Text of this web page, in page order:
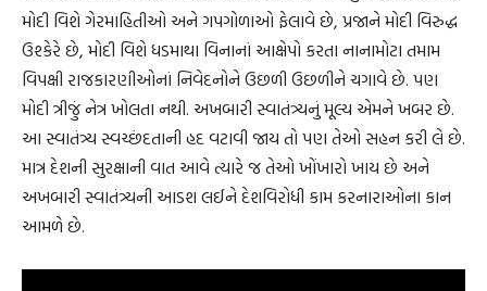
મોદી વિશે ગેરમાહિતીઓ અને ગપગોળાઓ ફેલાવે છે, પ્રજાને મોદી વિરુદ્ધ
ઉશ્કેરે છે, મોદી વિશે ધડમાથા વિનાનાં આક્ષેપો કરતા નાનામોટા તમામ
વિપક્ષી રાજકારણીઓનાં નિવેદનોને ઉછળી ઉછળીને ચગાવે છે. પણ
મોદી ત્રીજું નેત્ર ખોલતા નથી. અખબારી સ્વાતંત્ર્યનું મૂલ્ય એમને ખબર છે.
આ સ્વાતંત્ર્ય સ્વચ્છંદતાની હદ વટાવી જાય તો પણ તેઓ સહન કરી લે છે.
માત્ર દેશની સુરક્ષાની વાત આવે ત્યારે જ તેઓ ખોંખારો ખાય છે અને
અખબારી સ્વાતંત્ર્યની આડશ લઈને દેશવિરોધી કામ કરનારાઓના કાન
આમળે છે.